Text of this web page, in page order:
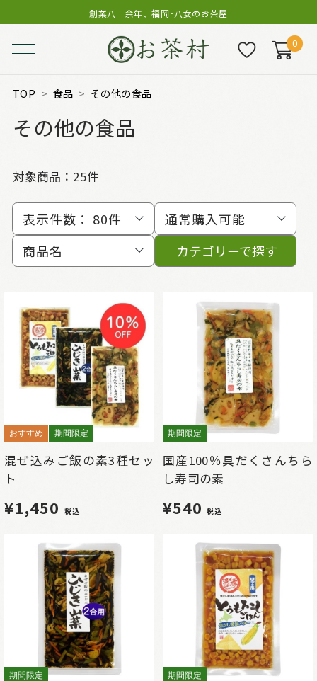
創業八十余年、福岡･八女のお茶屋
0
TOP 食品 その他の食品
その他の食品
対象商品： 25件
表示件数： 80件
通常購入可能
商品名
カテゴリーで探す
おすすめ 期間限定
混ぜ込みご飯の素3種セッ
ト
¥1,450 税込
期間限定
国産100％具だくさんちら
し寿司の素
¥540税込
期間限定 期間限定